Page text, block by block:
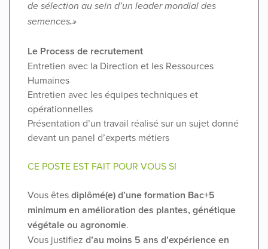
de sélection au sein d’un leader mondial des
semences.»
Le Process de recrutement
Entretien avec la Direction et les Ressources
Humaines
Entretien avec les équipes techniques et
opérationnelles
Présentation d’un travail réalisé sur un sujet donné
devant un panel d’experts métiers
CE POSTE EST FAIT POUR VOUS SI
Vous êtesdiplômé(e) d’une formation Bac+5
minimum en amélioration des plantes, génétique
végétale ou agronomie.
Vous justifiez d’au moins 5 ans d’expérience en